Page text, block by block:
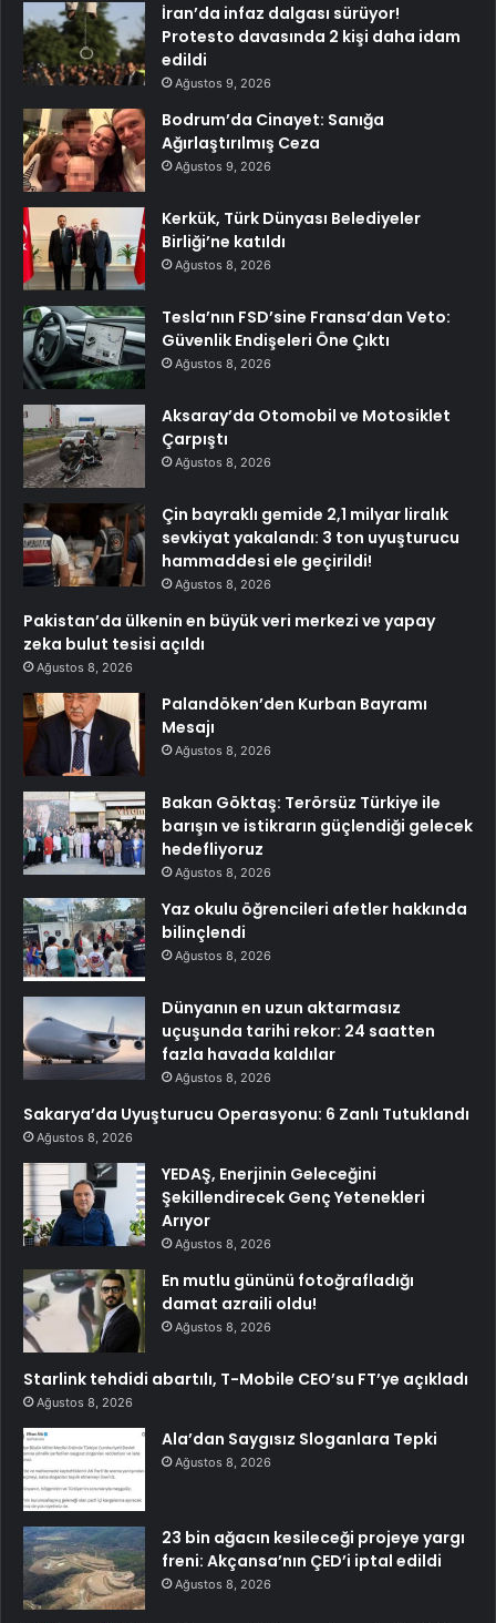
İran’da infaz dalgası sürüyor!
Protesto davasında 2 kişi daha idam
edildi
Ağustos 9, 2026
Bodrum’da Cinayet: Sanığa
Ağırlaştırılmış Ceza
Ağustos 9, 2026
Kerkük, Türk Dünyası Belediyeler
Birliği’ne katıldı
Ağustos 8, 2026
Tesla’nın FSD’sine Fransa’dan Veto:
Güvenlik Endişeleri Öne Çıktı
Ağustos 8, 2026
Aksaray’da Otomobil ve Motosiklet
Çarpıştı
Ağustos 8, 2026
Çin bayraklı gemide 2,1 milyar liralık
sevkiyat yakalandı: 3 ton uyuşturucu
hammaddesi ele geçirildi!
Ağustos 8, 2026
Pakistan’da ülkenin en büyük veri merkezi ve yapay
zeka bulut tesisi açıldı
Ağustos 8, 2026
Palandöken’den Kurban Bayramı
Mesajı
Ağustos 8, 2026
Bakan Göktaş: Terörsüz Türkiye ile
barışın ve istikrarın güçlendiği gelecek
hedefliyoruz
Ağustos 8, 2026
Yaz okulu öğrencileri afetler hakkında
bilinçlendi
Ağustos 8, 2026
Dünyanın en uzun aktarmasız
uçuşunda tarihi rekor: 24 saatten
fazla havada kaldılar
Ağustos 8, 2026
Sakarya’da Uyuşturucu Operasyonu: 6 Zanlı Tutuklandı
Ağustos 8, 2026
YEDAŞ, Enerjinin Geleceğini
Şekillendirecek Genç Yetenekleri
Arıyor
Ağustos 8, 2026
En mutlu gününü fotoğrafladığı
damat azraili oldu!
Ağustos 8, 2026
Starlink tehdidi abartılı, T-Mobile CEO’su FT’ye açıkladı
Ağustos 8, 2026
Ala’dan Saygısız Sloganlara Tepki
Ağustos 8, 2026
23 bin ağacın kesileceği projeye yargı
freni: Akçansa’nın ÇED’i iptal edildi
Ağustos 8, 2026